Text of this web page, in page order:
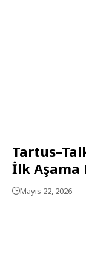
İlk Aşama
Mayıs 22, 2026